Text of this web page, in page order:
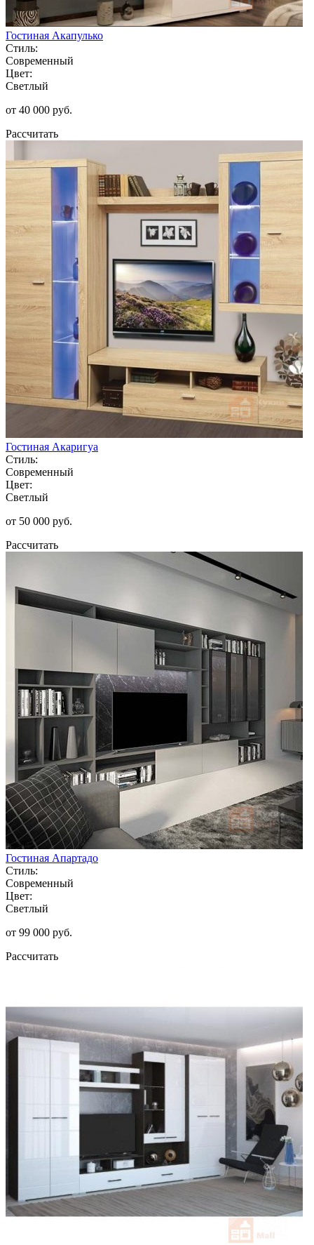
Гостиная Акапулько
Стиль:
Современный
Цвет:
Светлый
от 40 000 руб.
Рассчитать
Гостиная Акаригуа
Стиль:
Современный
Цвет:
Светлый
от 50 000 руб.
Рассчитать
Гостиная Апартадо
Стиль:
Современный
Цвет:
Светлый
от 99 000 руб.
Рассчитать